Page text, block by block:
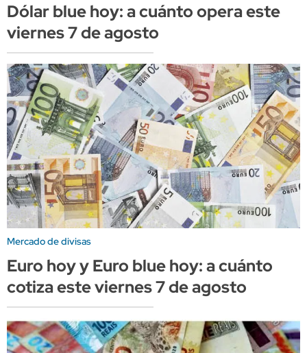
Dólar blue hoy: a cuánto opera este
viernes 7 de agosto
Mercado de divisas
Euro hoy y Euro blue hoy: a cuánto
cotiza este viernes 7 de agosto